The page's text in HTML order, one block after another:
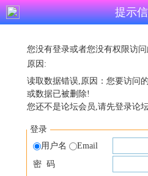
提示
您没有登录或者您没有权限访
原因:
读取数据错误,原因：您要访问
或数据已被删除!
您还不是论坛会员,请先登录论
登录
用户名
Email
密 码